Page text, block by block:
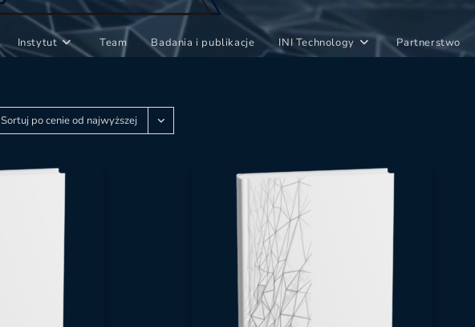
Instytut Team Badania i publikacje INI Technology Partnerstwo
Sortuj po cenie od najwyższej